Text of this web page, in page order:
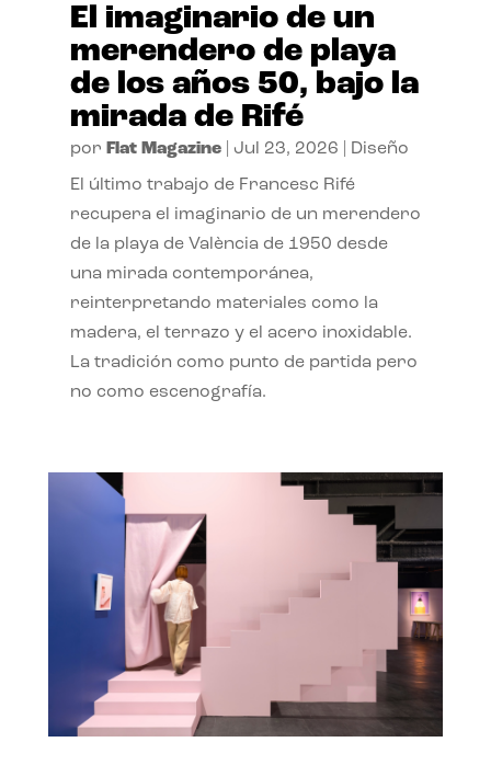
El imaginario de un
merendero de playa
de los años 50, bajo la
mirada de Rifé
por Flat Magazine| Jul 23, 2026 Diseño
El último trabajo de Francesc Rifé
recupera el imaginario de un merendero
de la playa de València de 1950 desde
una mirada contemporánea,
reinterpretando materiales como la
madera, el terrazo y el acero inoxidable.
La tradición como punto de partida pero
no como escenografía.